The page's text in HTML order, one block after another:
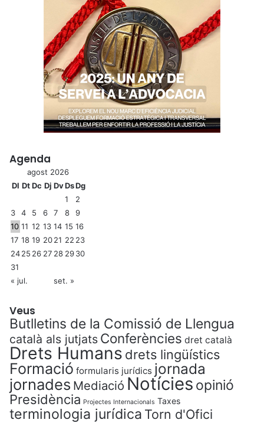
Agenda
agost 2026
Dl DtDc Dj DvDsDg
1
2
3
4 5 6 7 8
9
10 11 12 13 14 15 16
17 18 19 2021 22 23
2425 26 27 28 2930
31
« jul.
set. »
Veus
Butlletins de la Comissió de Llengua
català als jutjats Conferències dret català
Drets Humans drets lingüístics
Formació formularis jurídics jornada
jornades Mediació Notícies opinió
Presidència Projectes Internacionals Taxes
terminologia jurídica Torn d'Ofici